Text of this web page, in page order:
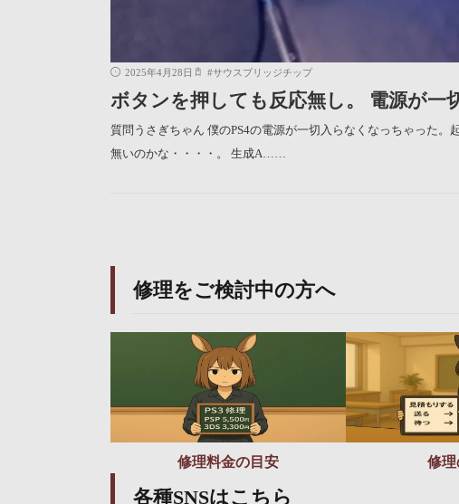
2025年4月28日 #サウスブリッジチップ
ボタンを押しても反応無し。 電源が一
質問うさぎちゃん 僕のPS4の電源が一切入らなくなっちゃった
無いのかな・・・・。 生成A……
修理をご検討中の方へ
修理料金の目安 修
各種SNSはこちら